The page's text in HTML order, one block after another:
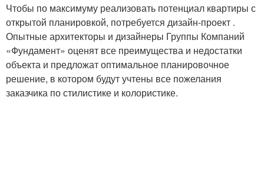
Чтобы по максимуму реализовать потенциал квартиры с
открытой планировкой, потребуется дизайн-проект .
Опытные архитекторы и дизайнеры Группы Компаний
«Фундамент» оценят все преимущества и недостатки
объекта и предложат оптимальное планировочное
решение, в котором будут учтены все пожелания
заказчика по стилистике и колористике.